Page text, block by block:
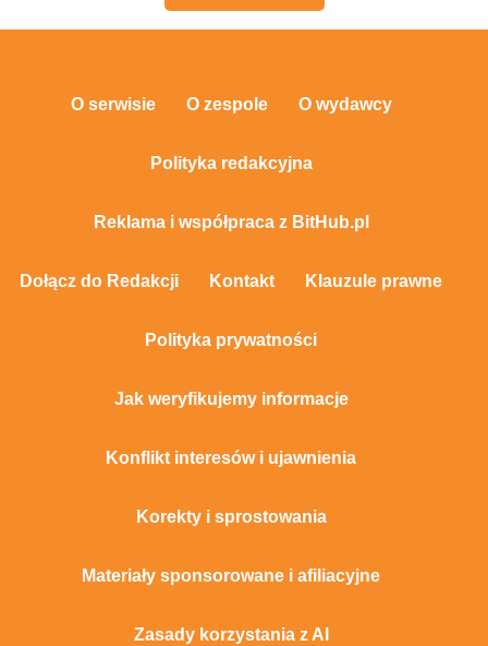
O serwisie O zespole O wydawcy
Polityka redakcyjna
Reklama i współpraca z BitHub.pl
Dołącz do Redakcji Kontakt Klauzule prawne
Polityka prywatności
Jak weryfikujemy informacje
Konflikt interesów i ujawnienia
Korekty i sprostowania
Materiały sponsorowane i afiliacyjne
Zasady korzystania z AI